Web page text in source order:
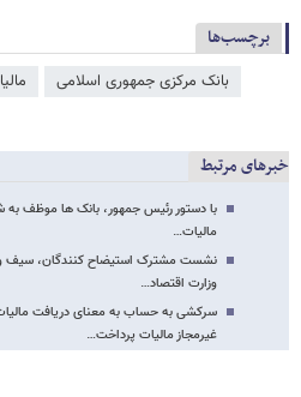
برچسب‌ها
بانک مرکزی جمهوری اسلامی
خبرهای مرتبط
با دستور رئیس جمهور، بانک ها موظف
مالیات…
نشست مشترک استیضاح کنندگان، سیف
وزارت اقتصاد…
سرکشی به حساب به معنای دریافت
غیرمجاز مالیات پرداخت…